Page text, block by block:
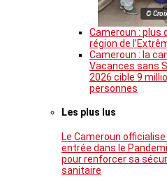
©
Cameroun : plus
région de
Cameroun : la
Vacances sans
2026 cible 9
personnes
Les plus lus
Le Cameroun
entrée dans le
pour renforcer sa
sanitaire